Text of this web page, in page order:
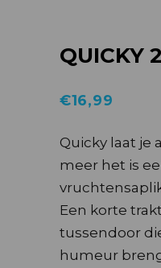
QUICKY
€16,99
Quicky laat je
meer het is
Een korte
tussendoor
humeur